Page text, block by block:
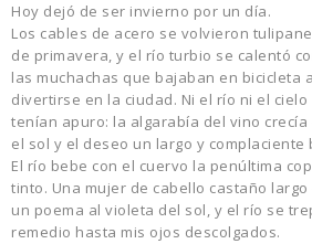
Hoy dejó de ser invierno por un día.
Los cables de acero se volvieron
de primavera, y el río turbio se calentó
las muchachas que bajaban en bicicleta a
divertirse en la ciudad. Ni el río ni el cielo
tenían apuro: la algarabía del vino crecía
el sol y el deseo un largo y complaciente
El río bebe con el cuervo la penúltima
tinto. Una mujer de cabello castaño largo
un poema al violeta del sol, y el río se
remedio hasta mis ojos descolgados.